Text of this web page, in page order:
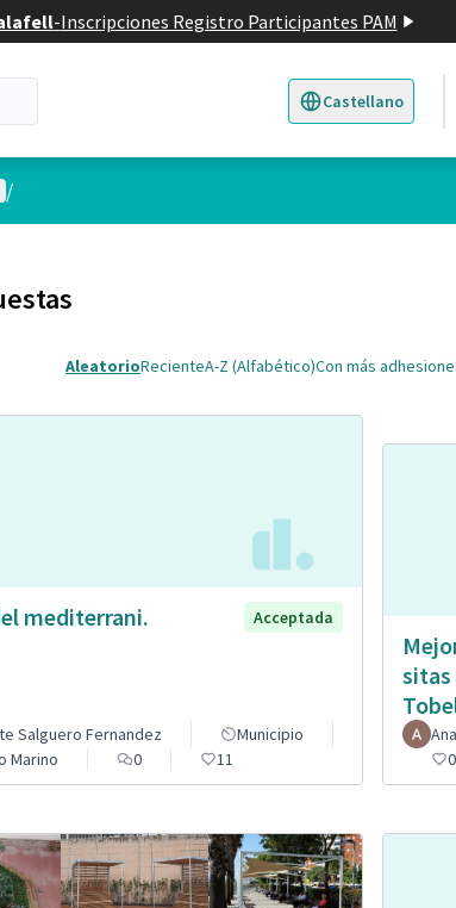
-Inscripciones Registro Participantes PAM
Castellano
Triar la llengua
de usuario
/
AleatorioRecienteA-Z (Alfabético)Con más
mediterrani. Acceptada
Salguero Fernandez
Municipio
Marino
0 11
sitas
0